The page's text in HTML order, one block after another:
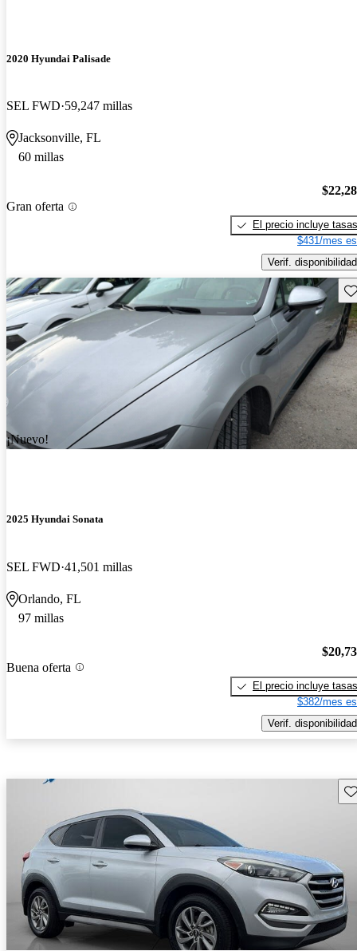
2020 Hyundai Palisade
SEL FWD 59,247 millas
Jacksonville, FL
60 millas
Gran oferta
El precio incluye tasas
$431/mes
Verif. disponibilidad
¡Nuevo!
2025 Hyundai Sonata
SEL FWD 41,501 millas
Orlando, FL
97 millas
Buena oferta
El precio incluye tasas
$382/mes
Verif. disponibilidad